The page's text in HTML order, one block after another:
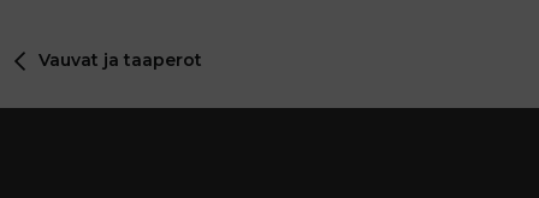
Vauvat ja taaperot